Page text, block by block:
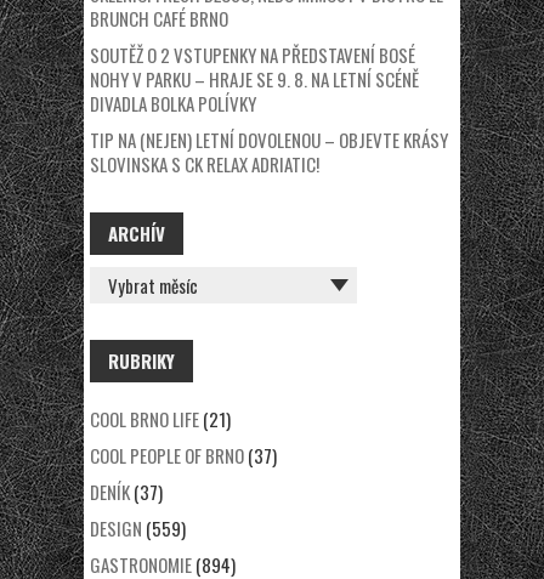
BRUNCH CAFÉ BRNO
SOUTĚŽ O 2 VSTUPENKY NA PŘEDSTAVENÍ BOSÉ
NOHY V PARKU – HRAJE SE 9. 8. NA LETNÍ SCÉNĚ
DIVADLA BOLKA POLÍVKY
TIP NA (NEJEN) LETNÍ DOVOLENOU – OBJEVTE KRÁSY
SLOVINSKA S CK RELAX ADRIATIC!
ARCHÍV
ARCHÍV
RUBRIKY
COOL BRNO LIFE(21)
COOL PEOPLE OF BRNO(37)
DENÍK(37)
DESIGN (559)
GASTRONOMIE(894)